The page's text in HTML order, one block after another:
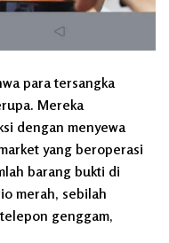
para tersangka
Mereka
dengan menyewa
yang beroperasi
barang bukti di
merah, sebilah
genggam,